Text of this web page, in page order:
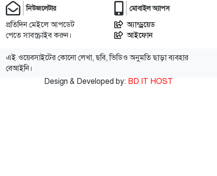
রুয়েটে এসএপি-১১.০ রোডশো অনুষ্ঠিত
১৩
নগরীতে মাদকবিরোধী অভিযানে গ্রেপ্তার ১
নগরীতে বিএসটিআই’র অনুমোদনহীন দই, মিষ্টি ও ঘি
বিক্রেতাকে জরিমানা
নিউজলেটার
প্রতিদিন মেইলে আপডেট
পেতে সাবস্ক্রাইব করুন।
মোবাইল অ্যাপস
অ্যান্ড্রয়েড
আইফোন
এই ওয়েবসাইটের কোনো লেখা, ছবি, ভিডিও অনুমতি ছাড়া ব্যবহার
বেআইনি।
Design & Developed by: BD IT HOST